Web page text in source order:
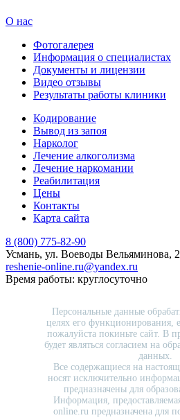
О нас
Фотогалерея
Информация о специалистах
Документы и лицензии
Видео отзывы
Результаты работы клиники
Кодирование
Вывод из запоя
Нарколог
Лечение алкоголизма
Лечение наркомании
Реабилитация
Цены
Контакты
Карта сайта
8 (800) 775-82-90
Усмань, ул. Воеводы Вельяминова,
reshenie-online.ru@yandex.ru
Время работы: круглосуточно
Персональные данные
целях его функционирования,
пожалуйста покиньте сайт. В
будет являться согласием на
данных.
Все содержащиеся на
носят исключительно
предназначены для
Информация,
online.ru предназначена для